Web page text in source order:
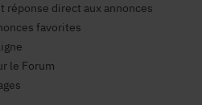
réponse direct aux annonces
favorites
le Forum